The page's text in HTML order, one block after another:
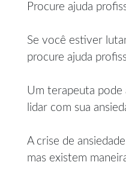
Procure ajuda
Se você estiver
procure ajuda
Um terapeuta pode
lidar com sua
A crise de
mas existem